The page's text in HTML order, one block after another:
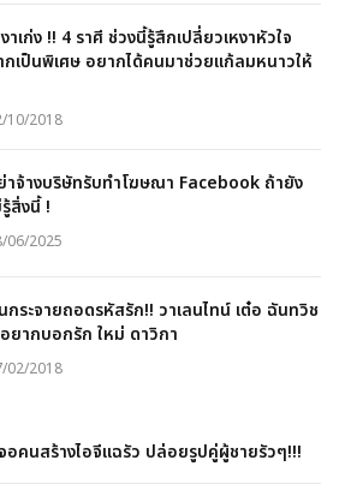
งาเก่ง !! 4 ราศี ช่วงนี้รู้สึกเปลี่ยวเหงาหัวใจ
กเป็นพิเศษ อยากได้คนมาช่วยแก้ลมหนาวให้
10/2018
าจ้างบริษัทรับทำโฆษณา Facebook ถ้ายัง
สิ่งนี้ !
06/2025
กระจายถอดรหัสรัก!! วาเลนไทน์ เต๋อ ฉันทวิช
ยากบอกรัก ใหม่ ดาวิกา
02/2018
อคนสร้างไอจีแฉรัว ปล่อยรูปคู่ผู้ชายรัวๆ!!!